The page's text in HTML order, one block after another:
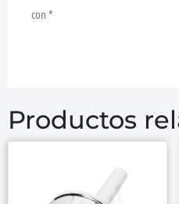
con *
Productos